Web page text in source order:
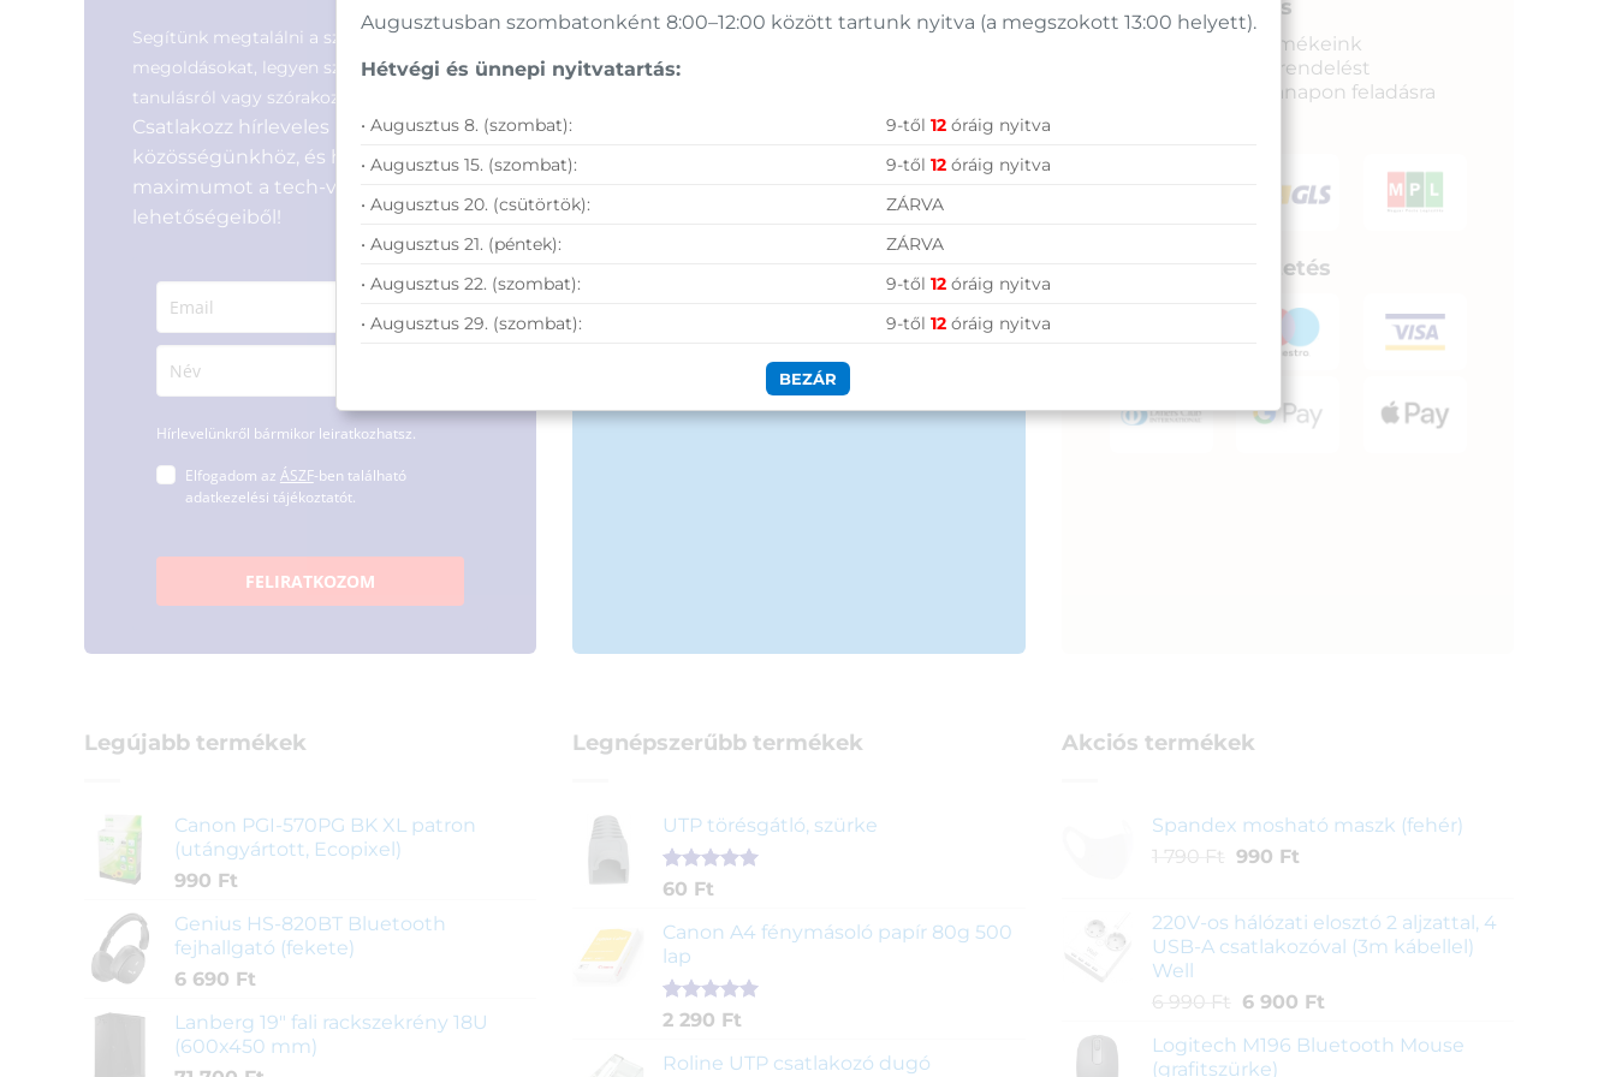
Segítünk megtalálni a számodra legjobb
megoldásokat, legyen szó munkáról,
tanulásról vagy szórakozásról!
Csatlakozz hírleveles
közösségünkhöz, és hozd ki a
maximumot a tech-világ
lehetőségeiből!
Hírlevelünkről bármikor leiratkozhatsz.
Elfogadom az ÁSZF-ben található
adatkezelési tájékoztatót.
FELIRATKOZOM
Szolgáltatásaink vállalkozásoknak
Gyors kiszállítás
Raktáron lévő termékeink
legkésőbb a megrendelést
követkető munkanapon feladásra
Biztonságos fizetés
Legújabb termékek
Canon PGI-570PG BK XL patron
(utángyártott, Ecopixel)
990 Ft
Genius HS-820BT Bluetooth
fejhallgató (fekete)
6 690 Ft
Lanberg 19" fali rackszekrény 18U
(600x450 mm)
Legnépszerűbb termékek
UTP törésgátló, szürke
Értékelés
ből,
1
értékelés
alapján
60 Ft
Canon A4 fénymásoló papír 80g 500
lap
Értékelés
ből,
2
2 290 Ft
Roline UTP csatlakozó dugó
Akciós termékek
Spandex mosható maszk (fehér)
1 790 Ft Original
1
790 Ft.
990 FtCurrent
990 Ft.
220V-os hálózati elosztó 2 aljzattal, 4
USB-A csatlakozóval (3m kábellel)
Well
6 990 Ft
Original
was:
6 900 FtCurrent
is:
Logitech M196 Bluetooth Mouse
(grafitszürke)
Augusztusban szombatonként 8:00–12:00 között tartunk nyitva (a megszokott 13:00 helyett).
Hétvégi és ünnepi nyitvatartás:
• Augusztus 8. (szombat): 9-től 12óráig nyitva
• Augusztus 15. (szombat):
9-től 12óráig nyitva
• Augusztus 20. (csütörtök):
ZÁRVA
• Augusztus 21. (péntek):
ZÁRVA
• Augusztus 22. (szombat):
9-től 12óráig nyitva
• Augusztus 29. (szombat):
9-től 12óráig nyitva
BEZÁR